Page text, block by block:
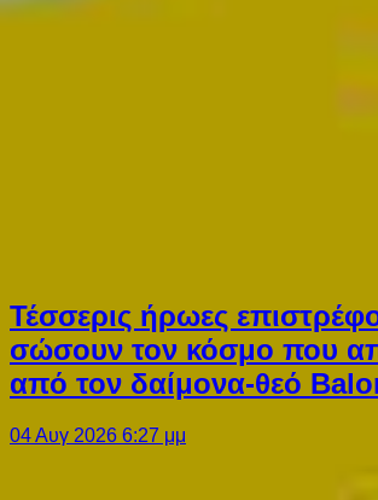
Τέσσερις ήρωες
σώσουν τον κόσμο που
από τον δαίμονα-θεό
04 Αυγ 2026 6:27 μμ